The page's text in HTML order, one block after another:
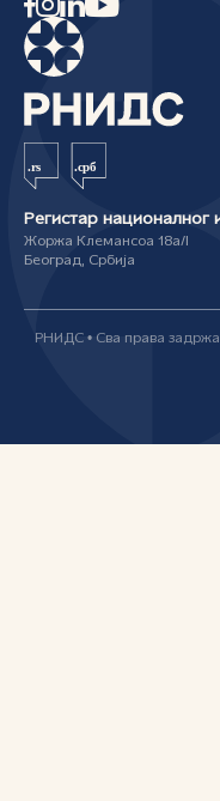
Регистар националног
Жоржа Клемансоа 18а/I
Београд, Србија
РНИДС • Сва права